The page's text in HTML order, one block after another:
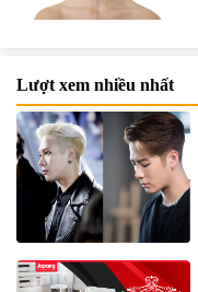
Lượt xem nhiều nhất